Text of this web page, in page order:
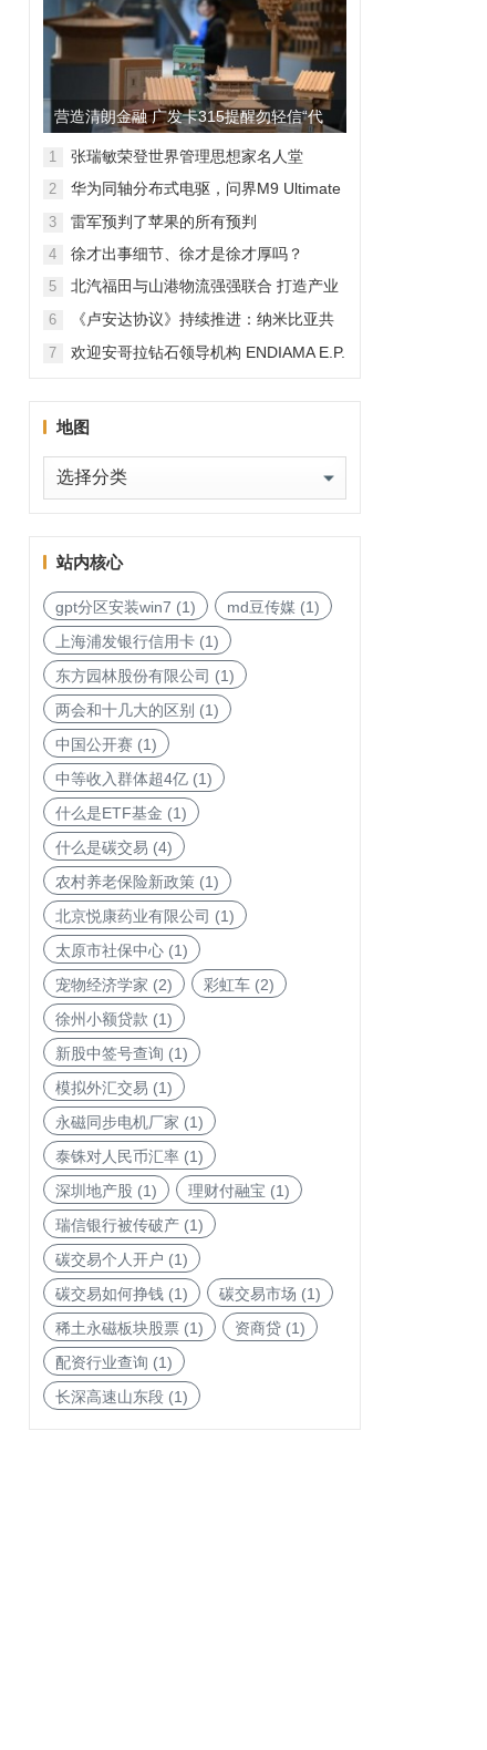
营造清朗金融 广发卡315提醒勿轻信“代
理维权”
1 张瑞敏荣登世界管理思想家名人堂
2
华为同轴分布式电驱，问界M9 Ultimate
背后的“车轮思想者”
3 雷军预判了苹果的所有预判
4 徐才出事细节、徐才是徐才厚吗？
5
北汽福田与山港物流强强联合 打造产业
融合新范本
6
《卢安达协议》持续推进：纳米比亚共
和国加入，印度宝石与珠宝出口促进委
员会与迪拜多种商品交易中心启动加入
7
欢迎安哥拉钻石领导机构 ENDIAMA E.P.
地图
地
图
站内核心
gpt分区安装win7 (1) md豆传媒(1)
上海浦发银行信用卡(1)
东方园林股份有限公司 (1)
两会和十几大的区别 (1)
中国公开赛(1)
中等收入群体超4亿(1)
什么是ETF基金 (1)
什么是碳交易 (4)
农村养老保险新政策(1)
北京悦康药业有限公司 (1)
太原市社保中心(1)
宠物经济学家 (2) 彩虹车(2)
徐州小额贷款 (1)
新股中签号查询 (1)
模拟外汇交易 (1)
永磁同步电机厂家 (1)
泰铢对人民币汇率(1)
深圳地产股 (1) 理财付融宝 (1)
瑞信银行被传破产(1)
碳交易个人开户 (1)
碳交易如何挣钱(1) 碳交易市场 (1)
稀土永磁板块股票(1) 资商贷(1)
配资行业查询 (1)
长深高速山东段(1)